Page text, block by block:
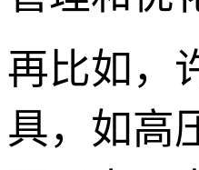
再比如，
具，如高